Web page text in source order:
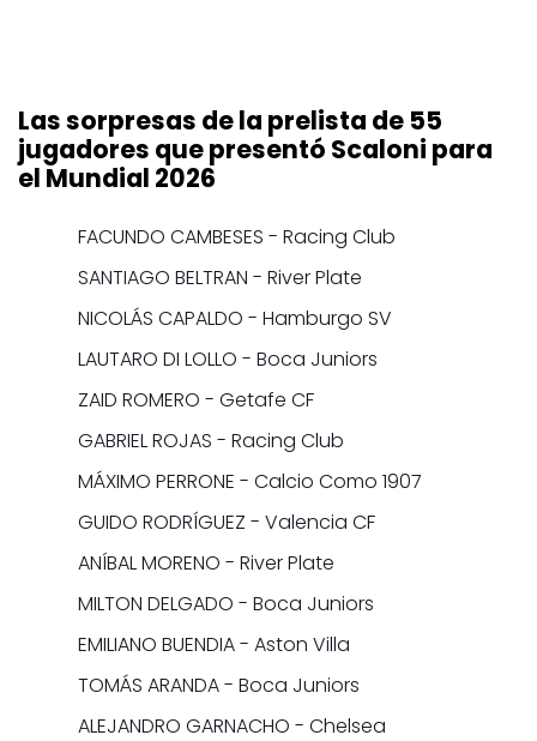
Las sorpresas de la prelista de 55
jugadores que presentó Scaloni para
el Mundial 2026
FACUNDO CAMBESES - Racing Club
SANTIAGO BELTRAN - River Plate
NICOLÁS CAPALDO - Hamburgo SV
LAUTARO DI LOLLO - Boca Juniors
ZAID ROMERO - Getafe CF
GABRIEL ROJAS - Racing Club
MÁXIMO PERRONE - Calcio Como 1907
GUIDO RODRÍGUEZ - Valencia CF
ANÍBAL MORENO - River Plate
MILTON DELGADO - Boca Juniors
EMILIANO BUENDIA - Aston Villa
TOMÁS ARANDA - Boca Juniors
ALEJANDRO GARNACHO - Chelsea